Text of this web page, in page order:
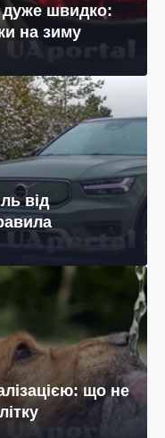
дуже швидко:
на зиму
від
що не